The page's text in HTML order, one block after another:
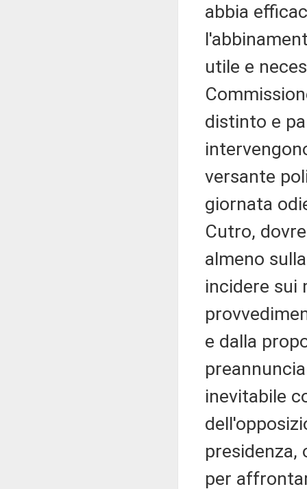
abbia
utile e
distinto e
versante
giornata
Cutro,
almeno
incidere sui
e dalla
inevitabile
presidenza,
per